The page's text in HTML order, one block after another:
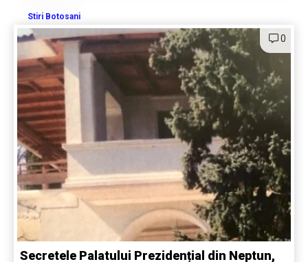
Stiri Botosani
0
Secretele Palatului Prezidențial din Neptun,